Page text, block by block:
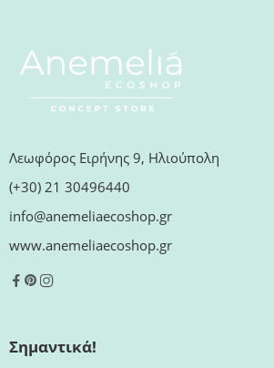
Λεωφόρος Ειρήνης 9, Ηλιούπολη
(+30) 21 30496440
info@anemeliaecoshop.gr
www.anemeliaecoshop.gr
Σημαντικά!